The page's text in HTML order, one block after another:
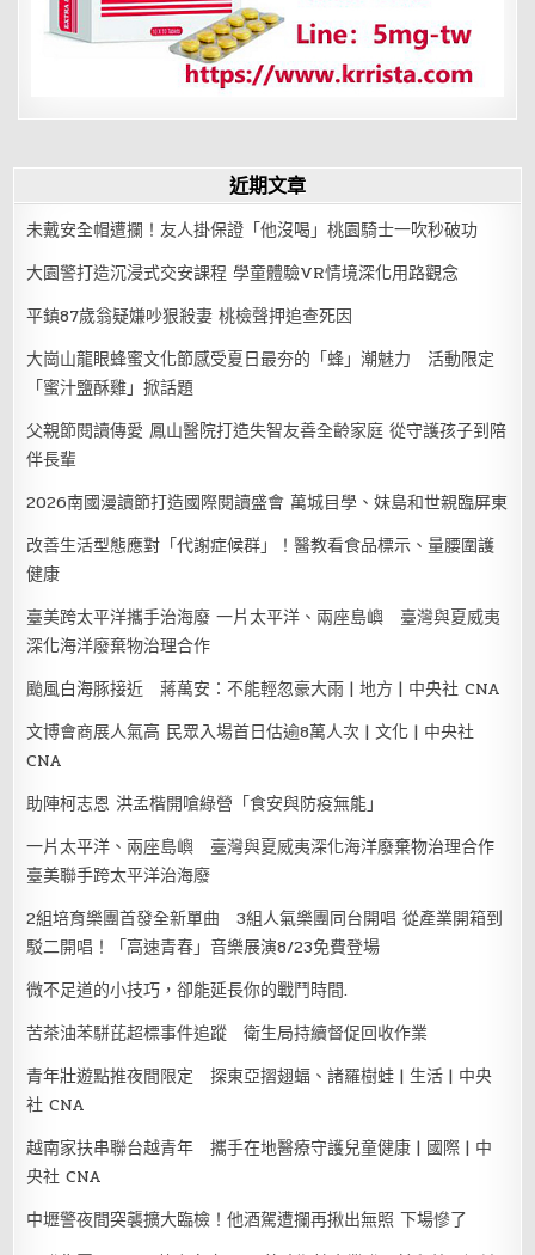
近期文章
未戴安全帽遭攔！友人掛保證「他沒喝」桃園騎士一吹秒破功
大園警打造沉浸式交安課程 學童體驗VR情境深化用路觀念
平鎮87歲翁疑嫌吵狠殺妻 桃檢聲押追查死因
大崗山龍眼蜂蜜文化節感受夏日最夯的「蜂」潮魅力 活動限定
「蜜汁鹽酥雞」掀話題
父親節閱讀傳愛 鳳山醫院打造失智友善全齡家庭 從守護孩子到陪
伴長輩
2026南國漫讀節打造國際閱讀盛會 萬城目學、妹島和世親臨屏東
改善生活型態應對「代謝症候群」！醫教看食品標示、量腰圍護
健康
臺美跨太平洋攜手治海廢 一片太平洋、兩座島嶼 臺灣與夏威夷
深化海洋廢棄物治理合作
颱風白海豚接近 蔣萬安：不能輕忽豪大雨 | 地方 | 中央社 CNA
文博會商展人氣高 民眾入場首日估逾8萬人次 | 文化 | 中央社
CNA
助陣柯志恩 洪孟楷開嗆綠營「食安與防疫無能」
一片太平洋、兩座島嶼 臺灣與夏威夷深化海洋廢棄物治理合作
臺美聯手跨太平洋治海廢
2組培育樂團首發全新單曲 3組人氣樂團同台開唱 從產業開箱到
駁二開唱！「高速青春」音樂展演8/23免費登場
微不足道的小技巧，卻能延長你的戰鬥時間.
苦茶油苯駢芘超標事件追蹤 衛生局持續督促回收作業
青年壯遊點推夜間限定 探東亞摺翅蝠、諸羅樹蛙 | 生活 | 中央
社 CNA
越南家扶串聯台越青年 攜手在地醫療守護兒童健康 | 國際 | 中
央社 CNA
中壢警夜間突襲擴大臨檢！他酒駕遭攔再揪出無照 下場慘了